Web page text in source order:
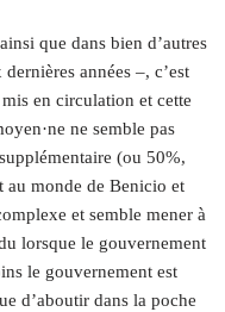
que dans bien d’autres
années –, c’est
en circulation et cette
ne semble pas
(ou 50%,
au monde de Benicio et
et semble mener à
lorsque le gouvernement
le gouvernement est
d’aboutir dans la poche